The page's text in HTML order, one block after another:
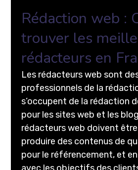
Rédaction web :
trouver les
rédacteurs en
Les rédacteurs web sont
professionnels de la
s’occupent de la rédaction
pour les sites web et les
rédacteurs web doivent
produire des contenus de
pour le référencement, et